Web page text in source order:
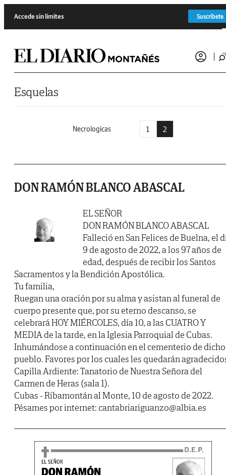
Accede sin límites Suscríbete
Esquelas
Necrologicas 1 2
DON RAMÓN BLANCO ABASCAL
EL SEÑOR
DON RAMÓN BLANCO ABASCAL
Falleció en San Felices de Buelna, el
9 de agosto de 2022, a los 97 años de
edad, después de recibir los Santos
Sacramentos y la Bendición Apostólica.
Tu familia,
Ruegan una oración por su alma y asistan al funeral de
cuerpo presente que, por su eterno descanso, se
celebrará HOY MIÉRCOLES, día 10, a las CUATRO Y
MEDIA de la tarde, en la Iglesia Parroquial de Cubas.
Inhumándose a continuación en el cementerio de dicho
pueblo. Favores por los cuales les quedarán
Capilla Ardiente: Tanatorio de Nuestra Señora del
Carmen de Heras (sala 1).
Cubas - Ribamontán al Monte, 10 de agosto de 2022.
Pésames por internet: cantabriariguanzo@albia.es